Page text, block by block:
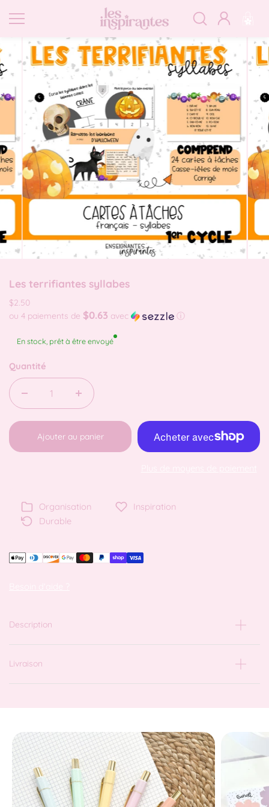
contenu
Les terrifiantes syllabes
$2.50
ou 4 paiements de $0.63 avec ⓘ
En stock, prêt à être envoyé
Quantité
Ajouter au panier
Organisation
Inspiration
Durable
Description
Livraison